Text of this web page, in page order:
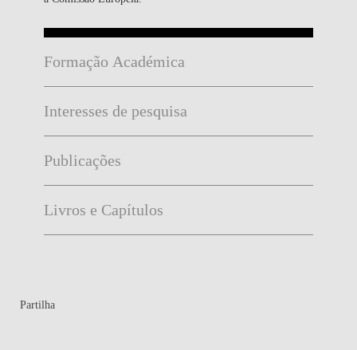
Formação Académica
Interesses de pesquisa
Publicações
Livros e Capítulos
Partilha